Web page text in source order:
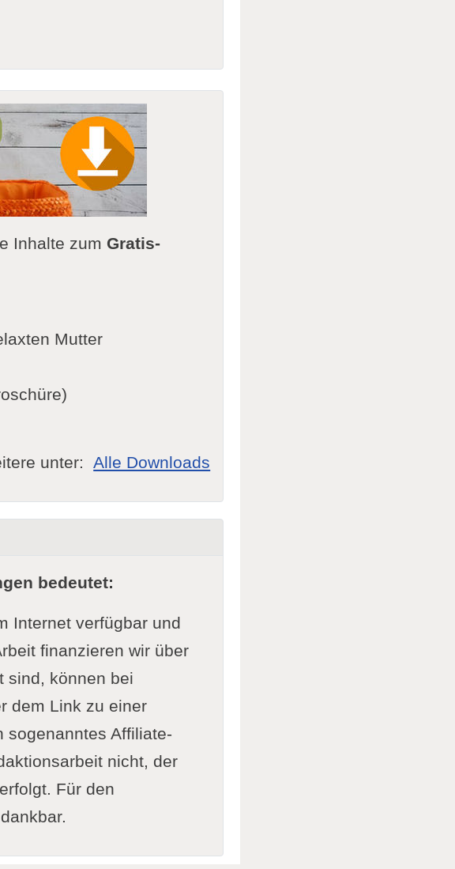
Inhalte zum Gratis-
Mutter
unter:Alle Downloads
bedeutet:
Internet verfügbar und
finanzieren wir über
sind, können bei
dem Link zu einer
sogenanntes Affiliate-
nicht, der
Für den